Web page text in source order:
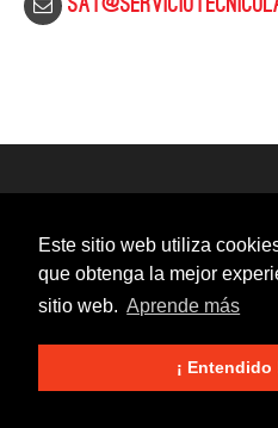
Este sitio web utiliza
que obtenga la mejor
sitio web. Aprende más
¡ Entendido
© 2020 Servicio